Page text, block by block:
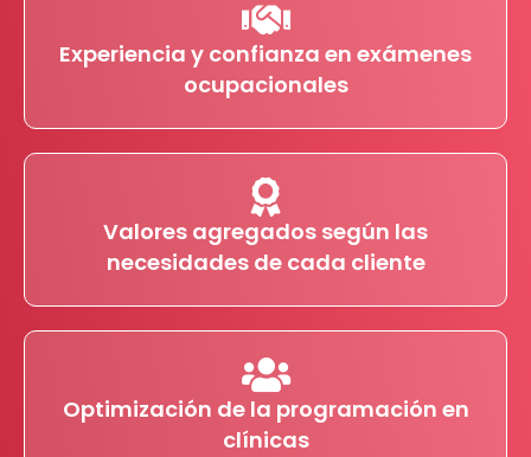
Experiencia y confianza en exámenes
ocupacionales
Valores agregados según las
necesidades de cada cliente
Optimización de la programación en
clínicas